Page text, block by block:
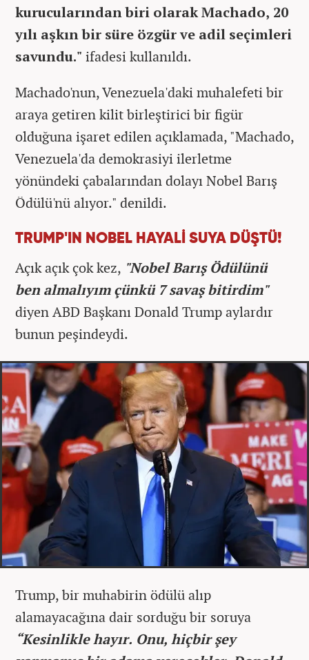
kurucularından biri olarak Machado, 20
yılı aşkın bir süre özgür ve adil seçimleri
savundu." ifadesi kullanıldı.
Machado'nun, Venezuela'daki muhalefeti bir
araya getiren kilit birleştirici bir figür
olduğuna işaret edilen açıklamada, "Machado,
Venezuela'da demokrasiyi ilerletme
yönündeki çabalarından dolayı Nobel Barış
Ödülü'nü alıyor." denildi.
TRUMP'IN NOBEL HAYALİ SUYA DÜŞTÜ!
Açık açık çok kez, "Nobel Barış Ödülünü
ben almalıyım çünkü 7 savaş bitirdim"
diyen ABD Başkanı Donald Trump aylardır
bunun peşindeydi.
Trump, bir muhabirin ödülü alıp
alamayacağına dair sorduğu bir soruya
“Kesinlikle hayır. Onu, hiçbir şey